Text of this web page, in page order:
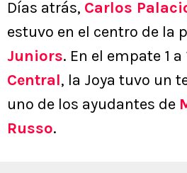
Días atrás, Carlos
estuvo en el centro de la
Juniors. En el empate 1 a
Central, la Joya tuvo un
uno de los ayudantes de
Russo.